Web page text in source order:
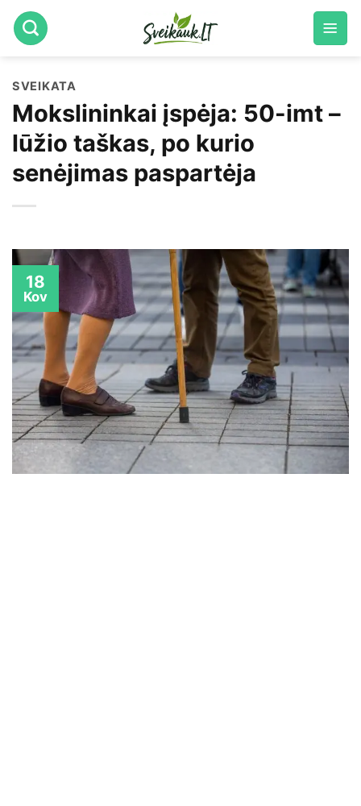
Skip
to
SVEIKATA
Mokslininkai įspėja: 50-imt –
lūžio taškas, po kurio
senėjimas paspartėja
18
Kov